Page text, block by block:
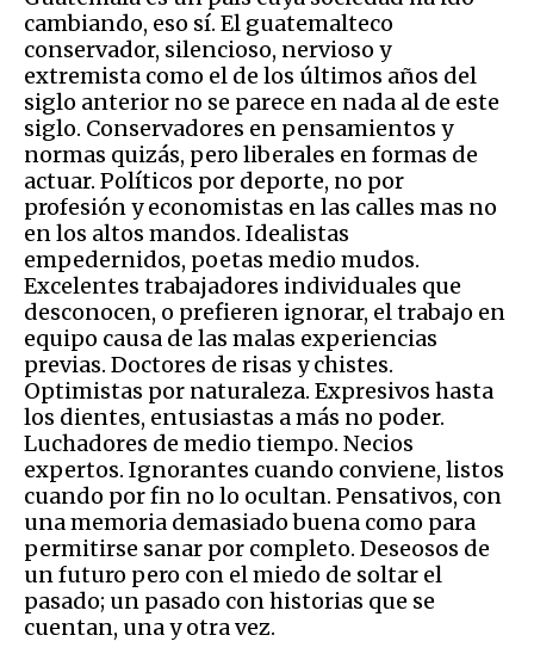
cambiando, eso sí. El guatemalteco
conservador, silencioso, nervioso y
extremista como el de los últimos años del
siglo anterior no se parece en nada al de este
siglo. Conservadores en pensamientos y
normas quizás, pero liberales en formas de
actuar. Políticos por deporte, no por
profesión y economistas en las calles mas no
en los altos mandos. Idealistas
empedernidos, poetas medio mudos.
Excelentes trabajadores individuales que
desconocen, o prefieren ignorar, el trabajo en
equipo causa de las malas experiencias
previas. Doctores de risas y chistes.
Optimistas por naturaleza. Expresivos hasta
los dientes, entusiastas a más no poder.
Luchadores de medio tiempo. Necios
expertos. Ignorantes cuando conviene, listos
cuando por fin no lo ocultan. Pensativos, con
una memoria demasiado buena como para
permitirse sanar por completo. Deseosos de
un futuro pero con el miedo de soltar el
pasado; un pasado con historias que se
cuentan, una y otra vez.